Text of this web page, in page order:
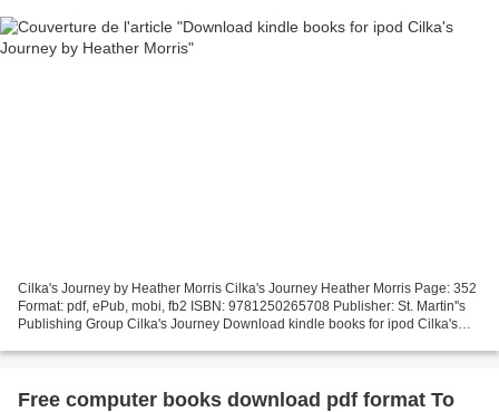
Cilka's Journey by Heather Morris Cilka's Journey Heather Morris Page: 352
Format: pdf, ePub, mobi, fb2 ISBN: 9781250265708 Publisher: St. Martin''s
Publishing Group Cilka's Journey Download kindle books for ipod Cilka's
Free computer books download pdf format To